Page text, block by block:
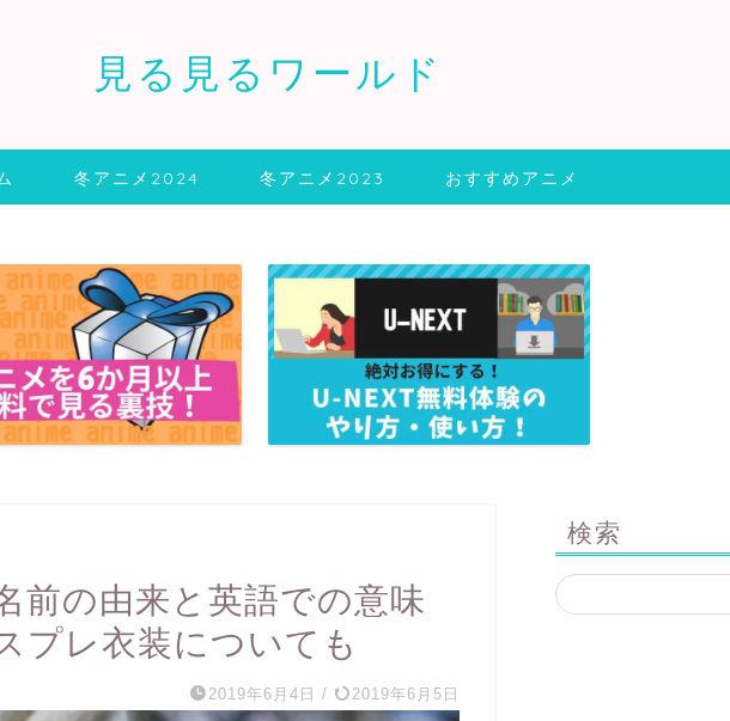
見る見るワールド
冬アニメ2024 冬アニメ2023 おすすめアニメ
前の由来と英語での意味
プレ衣装についても
2019年6月4日 / 2019年6月5日
検索